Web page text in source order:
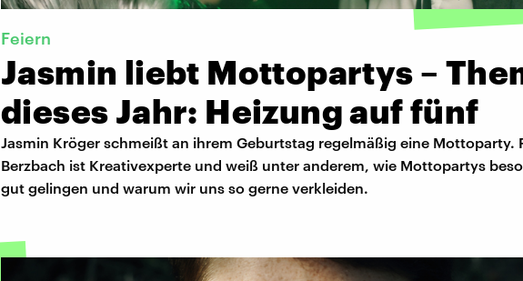
Feiern
Jasmin liebt Mottopartys –
dieses Jahr: Heizung auf fünf
Jasmin Kröger schmeißt an ihrem Geburtstag regelmäßig eine Mottoparty.
Berzbach ist Kreativexperte und weiß unter anderem, wie Mottopartys
gut gelingen und warum wir uns so gerne verkleiden.